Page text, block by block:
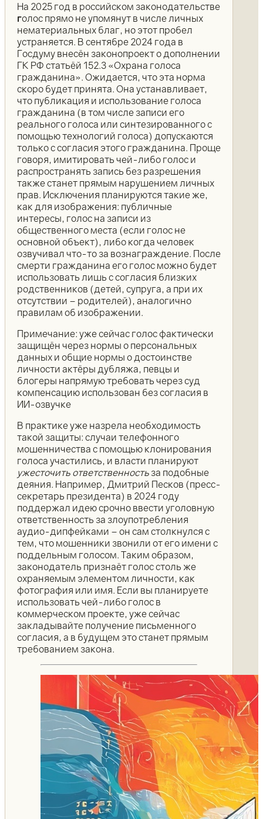
На 2025 год в российском законодательстве
голос прямо не упомянут в числе личных
нематериальных благ, но этот пробел
устраняется. В сентябре 2024 года в
Госдуму внесён законопроект о дополнении
ГК РФ статьёй 152.3 «Охрана голоса
гражданина». Ожидается, что эта норма
скоро будет принята. Она устанавливает,
что публикация и использование голоса
гражданина (в том числе записи его
реального голоса или синтезированного с
помощью технологий голоса) допускаются
только с согласия этого гражданина. Проще
говоря, имитировать чей-либо голос и
распространять запись без разрешения
также станет прямым нарушением личных
прав. Исключения планируются такие же,
как для изображения: публичные
интересы, голос на записи из
общественного места (если голос не
основной объект), либо когда человек
озвучивал что-то за вознаграждение. После
смерти гражданина его голос можно будет
использовать лишь с согласия близких
родственников (детей, супруга, а при их
отсутствии – родителей), аналогично
правилам об изображении.
Примечание: уже сейчас голос фактически
защищён через нормы о персональных
данных и общие нормы о достоинстве
личности актёры дубляжа, певцы и
блогеры напрямую требовать через суд
компенсацию использован без согласия в
ИИ-озвучке
В практике уже назрела необходимость
такой защиты: случаи телефонного
мошенничества с помощью клонирования
голоса участились, и власти планируют
ужесточить ответственность за подобные
деяния. Например, Дмитрий Песков (пресс-
секретарь президента) в 2024 году
поддержал идею срочно ввести уголовную
ответственность за злоупотребления
аудио-дипфейками – он сам столкнулся с
тем, что мошенники звонили от его имени с
поддельным голосом. Таким образом,
законодатель признаёт голос столь же
охраняемым элементом личности, как
фотография или имя. Если вы планируете
использовать чей-либо голос в
коммерческом проекте, уже сейчас
закладывайте получение письменного
согласия, а в будущем это станет прямым
требованием закона.